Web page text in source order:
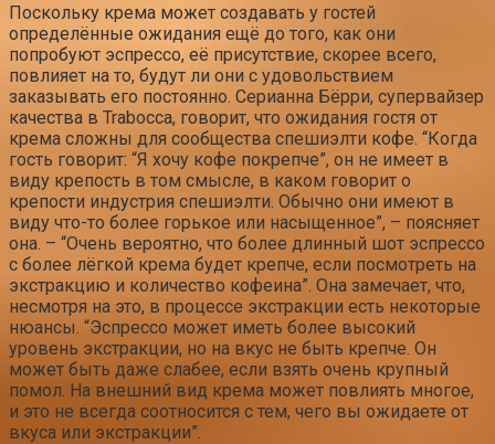
Поскольку крема может создавать у гостей
определённые ожидания ещё до того, как они
попробуют эспрессо, её присутствие, скорее всего,
повлияет на то, будут ли они с удовольствием
заказывать его постоянно. Серианна Бёрри, супервайзер
качества в Trabocca, говорит, что ожидания гостя от
крема сложны для сообщества спешиэлти кофе. “Когда
гость говорит: “Я хочу кофе покрепче”, он не имеет в
виду крепость в том смысле, в каком говорит о
крепости индустрия спешиэлти. Обычно они имеют в
виду что-то более горькое или насыщенное”, – поясняет
она. – “Очень вероятно, что более длинный шот эспрессо
с более лёгкой крема будет крепче, если посмотреть на
экстракцию и количество кофеина”. Она замечает, что,
несмотря на это, в процессе экстракции есть некоторые
нюансы. “Эспрессо может иметь более высокий
уровень экстракции, но на вкус не быть крепче. Он
может быть даже слабее, если взять очень крупный
помол. На внешний вид крема может повлиять многое,
и это не всегда соотносится с тем, чего вы ожидаете от
вкуса или экстракции”.